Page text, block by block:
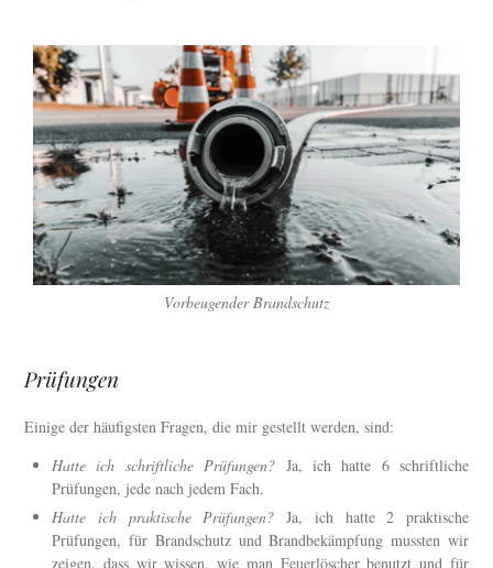
Vorbeugender Brandschutz
Prüfungen
Einige der häufigsten Fragen, die mir gestellt werden, sind:
Hatte ich schriftliche Prüfungen? Ja, ich hatte 6 schriftliche
Prüfungen, jede nach jedem Fach.
Hatte ich praktische Prüfungen? Ja, ich hatte 2 praktische
Prüfungen, für Brandschutz und Brandbekämpfung mussten wir
zeigen, dass wir wissen, wie man Feuerlöscher benutzt und für